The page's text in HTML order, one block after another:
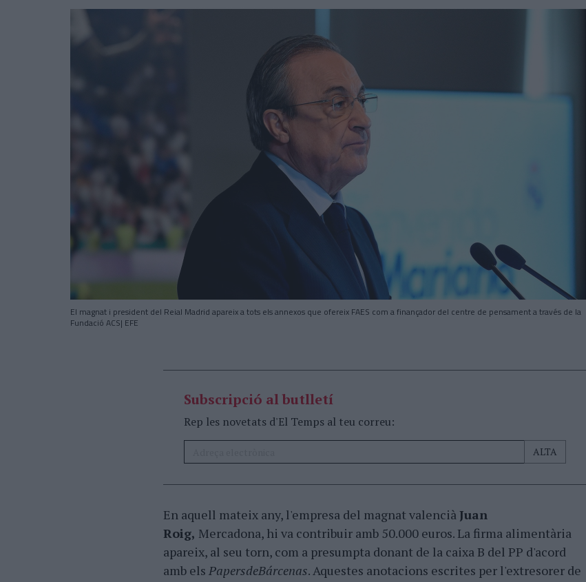
El magnat i president del Reial Madrid apareix a tots els annexos que ofereix FAES com a finançador del centre de pensament a través de la
Fundació ACS| EFE
Subscripció al butlletí
Rep les novetats d'El Temps al teu correu:
En aquell mateix any, l'empresa del magnat valenciàJuan
Roig, Mercadona, hi va contribuir amb 50.000 euros. La firma alimentària
apareix, al seu torn, com a presumpta donant de la caixa B del PP d'acord
amb els PapersdeBárcenas. Aquestes anotacions escrites per l'extresorer de